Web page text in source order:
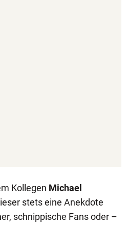
Kollegen Michael
stets eine Anekdote
schnippische Fans oder –